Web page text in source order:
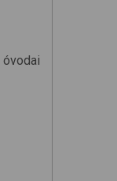
óvodai